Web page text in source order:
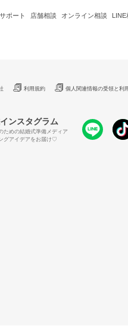
ポート 店舗相談 オンライン相談 LINE
利用規約 個人関連情報の受領と利
ンスタグラム
ための結婚式準備メディア
グアイデアをお届け♡